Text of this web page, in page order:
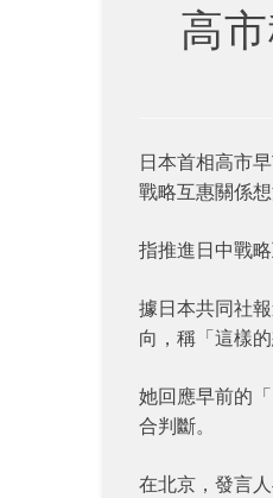
高
日本首相高市
戰略互惠關係想
指推進日中戰
據日本共同社
向，稱「這樣
她回應早前的
合判斷。
在北京，發言